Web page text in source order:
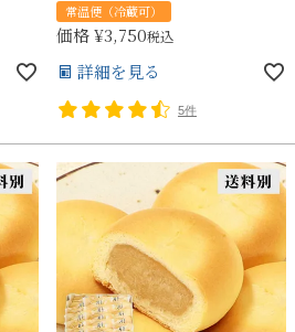
常温便（冷蔵可）
価格¥3,750税込
詳細を見る
5件